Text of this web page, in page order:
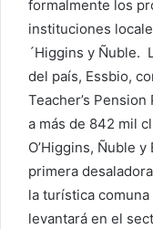
formalmente los
instituciones
´Higgins y Ñuble.
del país, Essbio,
Teacher’s
a más de 842 mil
O’Higgins, Ñuble
primera
la turística
levantará en el